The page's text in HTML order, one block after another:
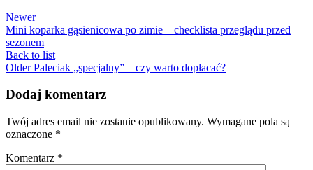
Newer
Mini koparka gąsienicowa po zimie – checklista przeglądu przed
sezonem
Back to list
Older Paleciak „specjalny” – czy warto dopłacać?
Dodaj komentarz
Twój adres email nie zostanie opublikowany. Wymagane pola są
oznaczone *
Komentarz *